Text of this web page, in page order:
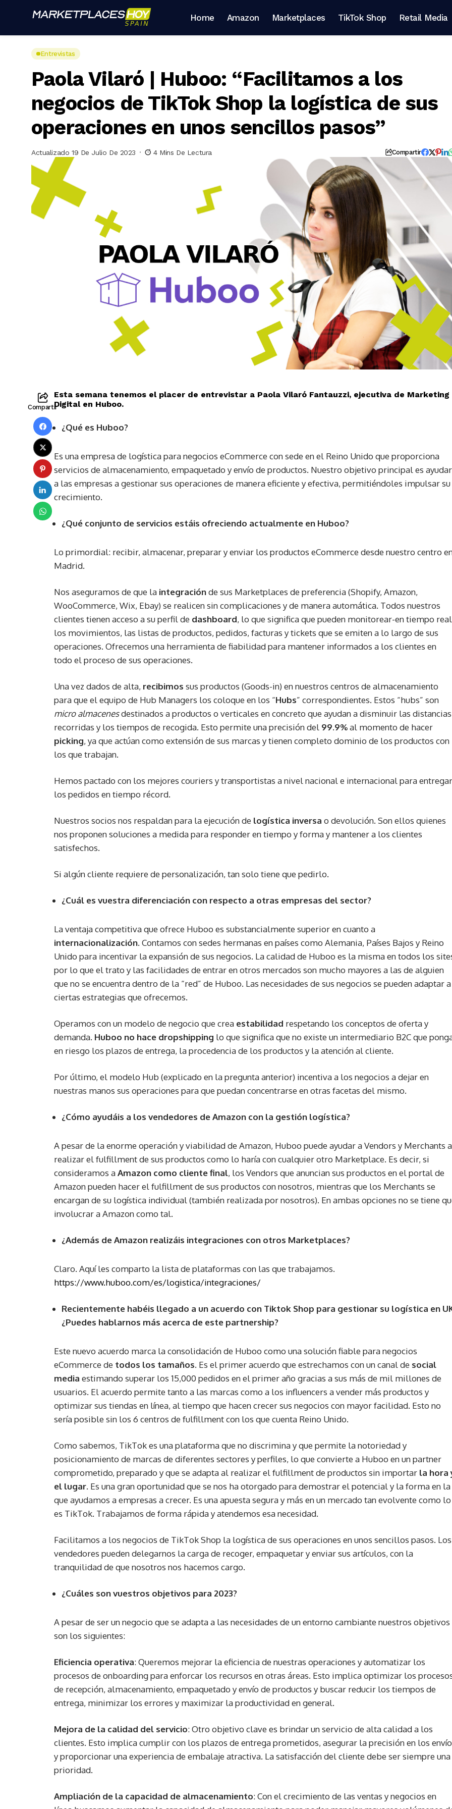
Home Amazon Marketplaces TikTok Shop Retail Media
Entrevistas
Paola Vilaró | Huboo: “Facilitamos a los
negocios de TikTok Shop la logística de sus
operaciones en unos sencillos pasos”
Actualizado 19 De Julio De 2023 4 Mins De Lectura Compartir
Compartir
Esta semana tenemos el placer de entrevistar a Paola Vilaró Fantauzzi, ejecutiva de Marketing
Digital en Huboo.
¿Qué es Huboo?
Es una empresa de logística para negocios eCommerce con sede en el Reino Unido que proporciona
servicios de almacenamiento, empaquetado y envío de productos. Nuestro objetivo principal es ayudar
a las empresas a gestionar sus operaciones de manera eficiente y efectiva, permitiéndoles impulsar su
crecimiento.
¿Qué conjunto de servicios estáis ofreciendo actualmente en Huboo?
Lo primordial: recibir, almacenar, preparar y enviar los productos eCommerce desde nuestro centro
Madrid.
Nos aseguramos de que la integraciónde sus Marketplaces de preferencia (Shopify, Amazon,
WooCommerce, Wix, Ebay) se realicen sin complicaciones y de manera automática. Todos nuestros
clientes tienen acceso a su perfil de dashboard, lo que significa que pueden monitorear-en tiempo
los movimientos, las listas de productos, pedidos, facturas y tickets que se emiten a lo largo de sus
operaciones. Ofrecemos una herramienta de fiabilidad para mantener informados a los clientes en
todo el proceso de sus operaciones.
Una vez dados de alta, recibimos sus productos (Goods-in) en nuestros centros de almacenamiento
para que el equipo de Hub Managers los coloque en los “Hubs” correspondientes. Estos “hubs” son
micro almacenesdestinados a productos o verticales en concreto que ayudan a disminuir las distancias
recorridas y los tiempos de recogida. Esto permite una precisión del 99.9%al momento de hacer
picking, ya que actúan como extensión de sus marcas y tienen completo dominio de los productos con
los que trabajan.
Hemos pactado con los mejores couriers y transportistas a nivel nacional e internacional para entregar
los pedidos en tiempo récord.
Nuestros socios nos respaldan para la ejecución de logística inversa o devolución. Son ellos quienes
nos proponen soluciones a medida para responder en tiempo y forma y mantener a los clientes
satisfechos.
Si algún cliente requiere de personalización, tan solo tiene que pedirlo.
¿Cuál es vuestra diferenciación con respecto a otras empresas del sector?
La ventaja competitiva que ofrece Huboo es substancialmente superior en cuanto a
internacionalización. Contamos con sedes hermanas en países como Alemania, Países Bajos y Reino
Unido para incentivar la expansión de sus negocios. La calidad de Huboo es la misma en todos los
por lo que el trato y las facilidades de entrar en otros mercados son mucho mayores a las de alguien
que no se encuentra dentro de la “red” de Huboo. Las necesidades de sus negocios se pueden adaptar a
ciertas estrategias que ofrecemos.
Operamos con un modelo de negocio que crea estabilidad respetando los conceptos de oferta y
demanda. Huboo no hace dropshipping lo que significa que no existe un intermediario B2C que
en riesgo los plazos de entrega, la procedencia de los productos y la atención al cliente.
Por último, el modelo Hub (explicado en la pregunta anterior) incentiva a los negocios a dejar en
nuestras manos sus operaciones para que puedan concentrarse en otras facetas del mismo.
¿Cómo ayudáis a los vendedores de Amazon con la gestión logística?
A pesar de la enorme operación y viabilidad de Amazon, Huboo puede ayudar a Vendors y Merchants a
realizar el fulfillment de sus productos como lo haría con cualquier otro Marketplace. Es decir, si
consideramos aAmazon como cliente final, los Vendors que anuncian sus productos en el portal de
Amazon pueden hacer el fulfillment de sus productos con nosotros, mientras que los Merchants se
encargan de su logística individual (también realizada por nosotros). En ambas opciones no se tiene
involucrar a Amazon como tal.
¿Además de Amazon realizáis integraciones con otros Marketplaces?
Claro. Aquí les comparto la lista de plataformas con las que trabajamos.
https://www.huboo.com/es/logistica/integraciones/
Recientemente habéis llegado a un acuerdo con Tiktok Shop para gestionar su logística en
¿Puedes hablarnos más acerca de este partnership?
Este nuevo acuerdo marca la consolidación de Huboo como una solución fiable para negocios
eCommerce de todos los tamaños. Es el primer acuerdo que estrechamos con un canal de social
media estimando superar los 15,000 pedidos en el primer año gracias a sus más de mil millones de
usuarios. El acuerdo permite tanto a las marcas como a los influencers a vender más productos y
optimizar sus tiendas en línea, al tiempo que hacen crecer sus negocios con mayor facilidad. Esto no
sería posible sin los 6 centros de fulfillment con los que cuenta Reino Unido.
Como sabemos, TikTok es una plataforma que no discrimina y que permite la notoriedad y
posicionamiento de marcas de diferentes sectores y perfiles, lo que convierte a Huboo en un partner
comprometido, preparado y que se adapta al realizar el fulfillment de productos sin importar la hora
el lugar. Es una gran oportunidad que se nos ha otorgado para demostrar el potencial y la forma en la
que ayudamos a empresas a crecer. Es una apuesta segura y más en un mercado tan evolvente como lo
es TikTok. Trabajamos de forma rápida y atendemos esa necesidad.
Facilitamos a los negocios de TikTok Shop la logística de sus operaciones en unos sencillos pasos. Los
vendedores pueden delegarnos la carga de recoger, empaquetar y enviar sus artículos, con la
tranquilidad de que nosotros nos hacemos cargo.
¿Cuáles son vuestros objetivos para 2023?
A pesar de ser un negocio que se adapta a las necesidades de un entorno cambiante nuestros objetivos
son los siguientes:
Eficiencia operativa: Queremos mejorar la eficiencia de nuestras operaciones y automatizar los
procesos de onboarding para enforcar los recursos en otras áreas. Esto implica optimizar los
de recepción, almacenamiento, empaquetado y envío de productos y buscar reducir los tiempos de
entrega, minimizar los errores y maximizar la productividad en general.
Mejora de la calidad del servicio: Otro objetivo clave es brindar un servicio de alta calidad a los
clientes. Esto implica cumplir con los plazos de entrega prometidos, asegurar la precisión en los
y proporcionar una experiencia de embalaje atractiva. La satisfacción del cliente debe ser siempre una
prioridad.
Ampliación de la capacidad de almacenamiento: Con el crecimiento de las ventas y negocios en